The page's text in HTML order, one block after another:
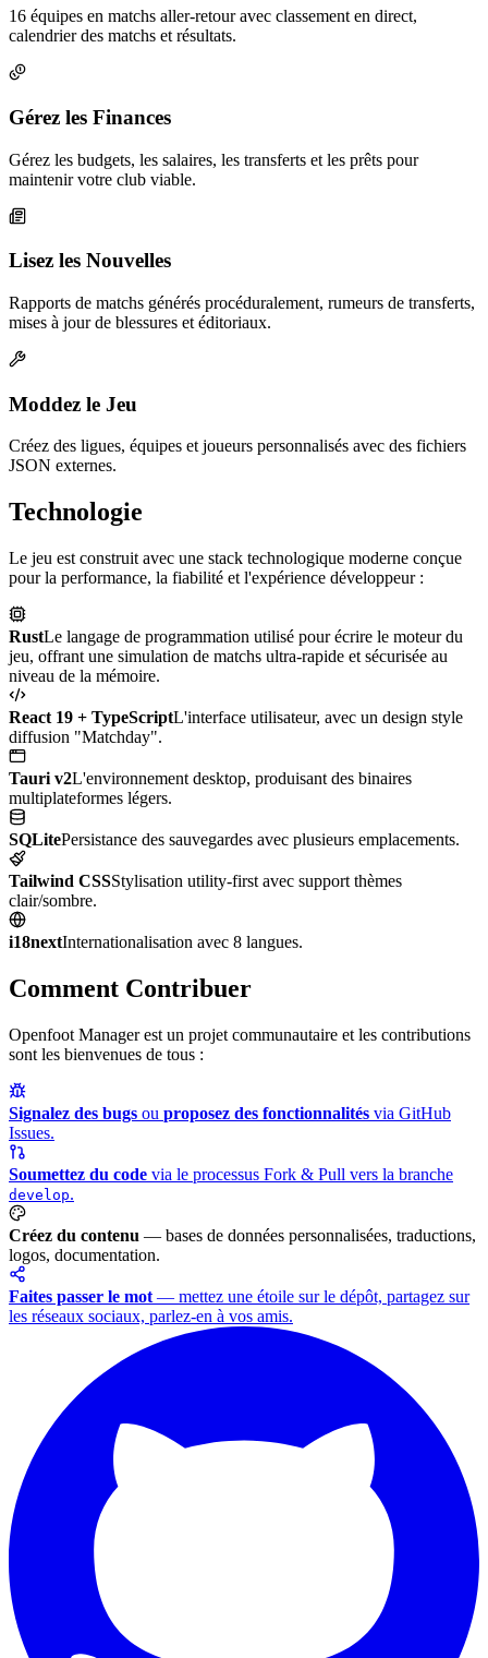
16 équipes en matchs aller-retour avec classement en direct,
calendrier des matchs et résultats.
Gérez les Finances
Gérez les budgets, les salaires, les transferts et les prêts pour
maintenir votre club viable.
Lisez les Nouvelles
Rapports de matchs générés procéduralement, rumeurs de transferts,
mises à jour de blessures et éditoriaux.
Moddez le Jeu
Créez des ligues, équipes et joueurs personnalisés avec des fichiers
JSON externes.
Technologie
Le jeu est construit avec une stack technologique moderne conçue
pour la performance, la fiabilité et l'expérience développeur :
RustLe langage de programmation utilisé pour écrire le moteur du
jeu, offrant une simulation de matchs ultra-rapide et sécurisée au
niveau de la mémoire.
React 19 + TypeScriptL'interface utilisateur, avec un design style
diffusion "Matchday".
Tauri v2L'environnement desktop, produisant des binaires
multiplateformes légers.
SQLitePersistance des sauvegardes avec plusieurs emplacements.
Tailwind CSSStylisation utility-first avec support thèmes
clair/sombre.
i18nextInternationalisation avec 8 langues.
Comment Contribuer
Openfoot Manager est un projet communautaire et les contributions
sont les bienvenues de tous :
Signalez des bugs ou proposez des fonctionnalités via GitHub
Issues.
Soumettez du code via le processus Fork & Pull vers la branche
develop.
Créez du contenu — bases de données personnalisées, traductions,
logos, documentation.
Faites passer le mot — mettez une étoile sur le dépôt, partagez sur
les réseaux sociaux, parlez-en à vos amis.